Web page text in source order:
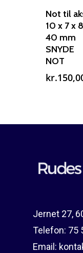
Not til
10 x 7 x
40 mm
SNYDE
NOT
kr.
Jernet 27,
Telefon: 75
Email: